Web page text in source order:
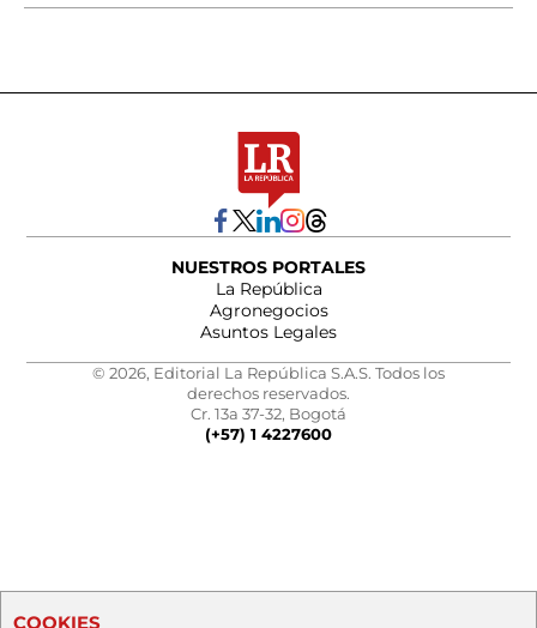
NUESTROS PORTALES
La República
Agronegocios
Asuntos Legales
© 2026, Editorial La República S.A.S. Todos los
derechos reservados.
Cr. 13a 37-32, Bogotá
(+57) 1 4227600
COOKIES